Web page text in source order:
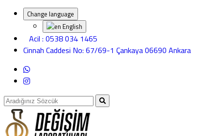
Change language
English
Acil : 0538 034 1465
Cinnah Caddesi No: 67/69-1 Çankaya 06690 Ankara